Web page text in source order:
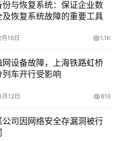
份与恢复系统：保证企业数
及恢复系统故障的重要工具
16日 1.1K
网设备故障，上海铁路虹桥
列车开行受影响
12日 816
公司因网络安全存漏洞被行